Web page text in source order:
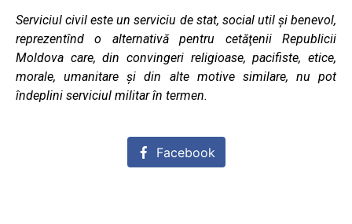
Serviciul civil este un serviciu de stat, social util şi benevol,
reprezentînd o alternativă pentru cetăţenii Republicii
Moldova care, din convingeri religioase, pacifiste, etice,
morale, umanitare şi din alte motive similare, nu pot
îndeplini serviciul militar în termen.
Facebook